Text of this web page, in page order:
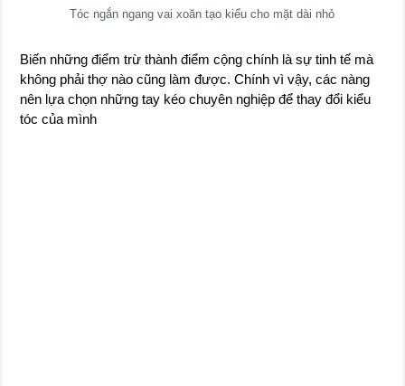
Tóc ngắn ngang vai xoăn tạo kiểu cho mặt dài nhỏ
Biến những điểm trừ thành điểm cộng chính là sự tinh tế mà
không phải thợ nào cũng làm được. Chính vì vậy, các nàng
nên lựa chọn những tay kéo chuyên nghiệp để thay đổi kiểu
tóc của mình